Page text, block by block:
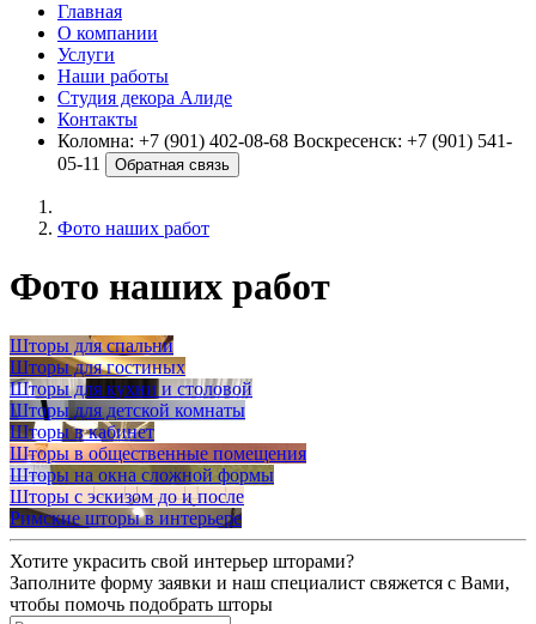
Главная
О компании
Услуги
Наши работы
Студия декора Алиде
Контакты
Коломна: +7 (901) 402-08-68 Воскресенск: +7 (901) 541-
05-11
Обратная связь
Фото наших работ
Фото наших работ
Шторы для спальни
Шторы для гостиных
Шторы для кухни и столовой
Шторы для детской комнаты
Шторы в кабинет
Шторы в общественные помещения
Шторы на окна сложной формы
Шторы с эскизом до и после
Римские шторы в интерьере
Хотите украсить свой интерьер шторами?
Заполните форму заявки и наш специалист свяжется с Вами,
чтобы помочь подобрать шторы